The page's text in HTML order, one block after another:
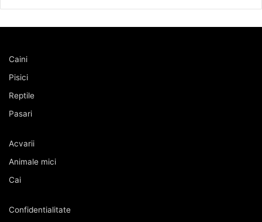
Caini
Pisici
Reptile
Pasari
Acvarii
Animale mici
Cai
Confidentialitate